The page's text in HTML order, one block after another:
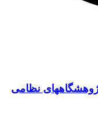
نظامی